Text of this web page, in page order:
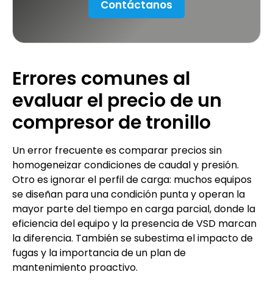
Contáctanos
Errores comunes al
evaluar el precio de un
compresor de tronillo
Un error frecuente es comparar precios sin
homogeneizar condiciones de caudal y presión.
Otro es ignorar el perfil de carga: muchos equipos
se diseñan para una condición punta y operan la
mayor parte del tiempo en carga parcial, donde la
eficiencia del equipo y la presencia de VSD marcan
la diferencia. También se subestima el impacto de
fugas y la importancia de un plan de
mantenimiento proactivo.